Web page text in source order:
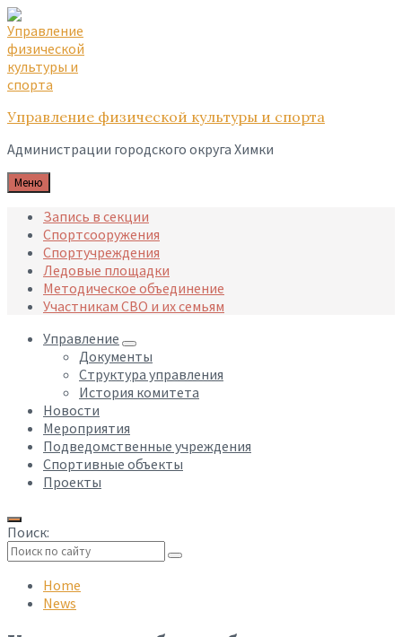
Skip
to
content
Skip
to
main
navigation
Skip
to
footer
Управление физической культуры и спорта
Администрации городского округа Химки
Меню
Запись в секции
Спортсооружения
Спортучреждения
Ледовые площадки
Методическое объединение
Участникам СВО и их семьям
Управление
Документы
Структура управления
История комитета
Новости
Мероприятия
Подведомственные учреждения
Спортивные объекты
Проекты
Поиск:
search
Home
News